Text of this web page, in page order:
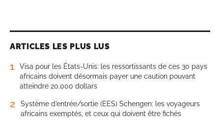
ARTICLES LES PLUS LUS
1
Visa pour les États-Unis: les ressortissants de ces 30 pays
africains doivent désormais payer une caution pouvant
atteindre 20.000 dollars
2
Système d’entrée/sortie (EES) Schengen: les voyageurs
africains exemptés, et ceux qui doivent être fichés